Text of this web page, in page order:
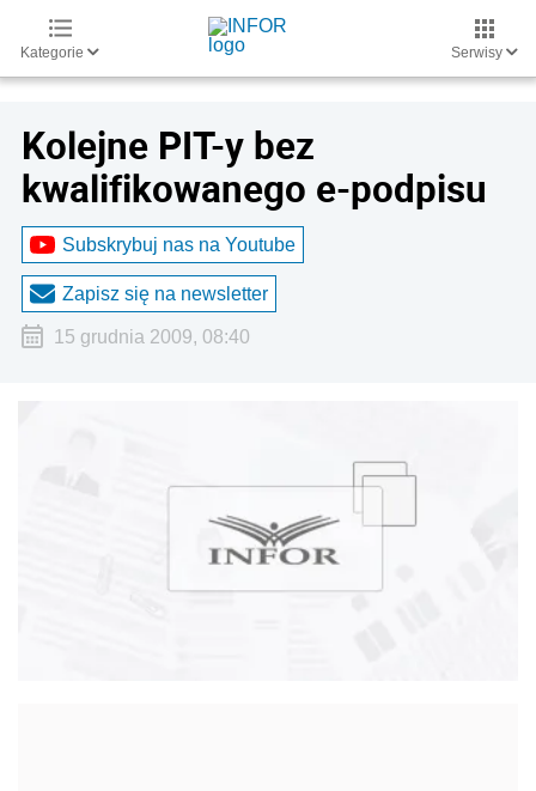
Kategorie Serwisy
Kolejne PIT-y bez
kwalifikowanego e-podpisu
Subskrybuj nas na Youtube
Zapisz się na newsletter
15 grudnia 2009, 08:40